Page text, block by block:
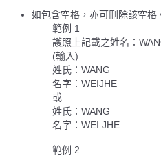
如包含空格，亦可刪除該空格
範例 1
護照上記載之姓名：
(輸入)
姓氏：WANG
名字：WEIJHE
或
姓氏：WANG
名字：WEI JHE
範例 2